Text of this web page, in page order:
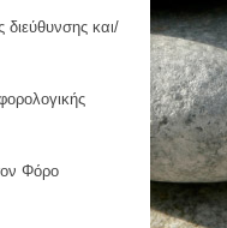
διεύθυνσης και/
Φόρο